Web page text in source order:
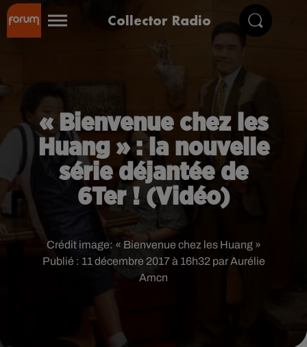
Collector Radio
« Bienvenue chez les
Huang » : la nouvelle
série déjantée de
6Ter ! (Vidéo)
Publié : 11 décembre 2017 à 16h32 par Aurélie
Amcn
Crédit image: « Bienvenue chez les Huang »